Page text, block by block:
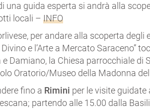
una guida esperta si andrà alla
locali –INFO
per andare alla scoperta degli
Divino e l’Arte a Mercato Saraceno”
Damiano, la Chiesa parrocchiale di
Oratorio/Museo della Madonna
fino a Rimini per le visite
partendo alle 15.00 dalla